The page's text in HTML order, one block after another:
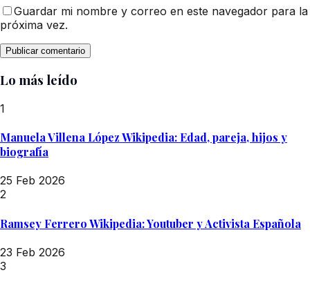
Guardar mi nombre y correo en este navegador para la
próxima vez.
Lo más leído
1
Manuela Villena López Wikipedia: Edad, pareja, hijos y
biografía
25 Feb 2026
2
Ramsey Ferrero Wikipedia: Youtuber y Activista Española
23 Feb 2026
3